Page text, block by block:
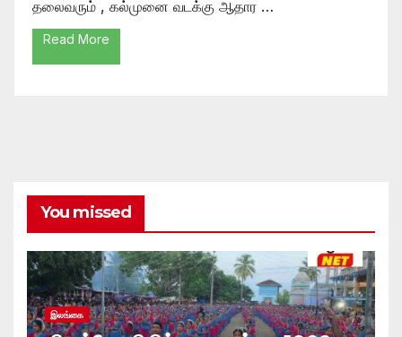
தலைவரும் , கல்முனை வடக்கு ஆதார …
Read More
You missed
இலங்கை